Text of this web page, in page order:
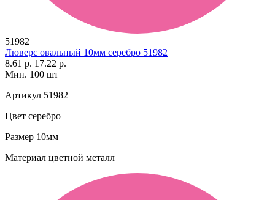
51982
Люверс овальный 10мм серебро 51982
8.61 р. 17.22 р.
Мин. 100 шт
Артикул 51982
Цвет серебро
Размер 10мм
Материал цветной металл